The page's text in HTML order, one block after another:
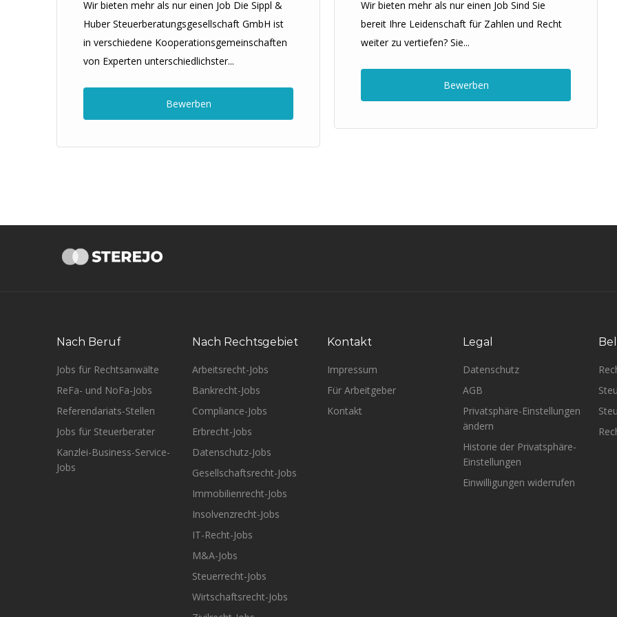
Wir bieten mehr als nur einen Job Die Sippl &
Huber Steuerberatungsgesellschaft GmbH ist
in verschiedene Kooperationsgemeinschaften
von Experten unterschiedlichster...
Bewerben
Wir bieten mehr als nur einen Job Sind Sie
bereit Ihre Leidenschaft für Zahlen und Recht
weiter zu vertiefen? Sie...
Bewerben
Nach Beruf
Jobs für Rechtsanwälte
ReFa- und NoFa-Jobs
Referendariats-Stellen
Jobs für Steuerberater
Kanzlei-Business-Service-
Jobs
Nach Rechtsgebiet
Arbeitsrecht-Jobs
Bankrecht-Jobs
Compliance-Jobs
Erbrecht-Jobs
Datenschutz-Jobs
Gesellschaftsrecht-Jobs
Immobilienrecht-Jobs
Insolvenzrecht-Jobs
IT-Recht-Jobs
M&A-Jobs
Steuerrecht-Jobs
Wirtschaftsrecht-Jobs
Kontakt
Impressum
Für Arbeitgeber
Kontakt
Legal
Datenschutz
AGB
Privatsphäre-Einstellungen
ändern
Historie der Privatsphäre-
Einstellungen
Einwilligungen widerrufen